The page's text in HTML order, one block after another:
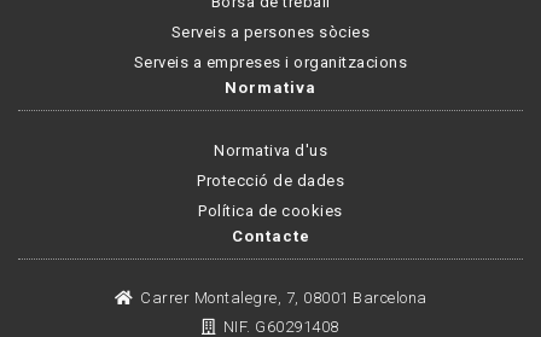
Serveis a persones sòcies
Serveis a empreses i organitzacions
Normativa
Normativa d'us
Protecció de dades
Política de cookies
Contacte
Carrer Montalegre, 7, 08001 Barcelona
NIF. G60291408